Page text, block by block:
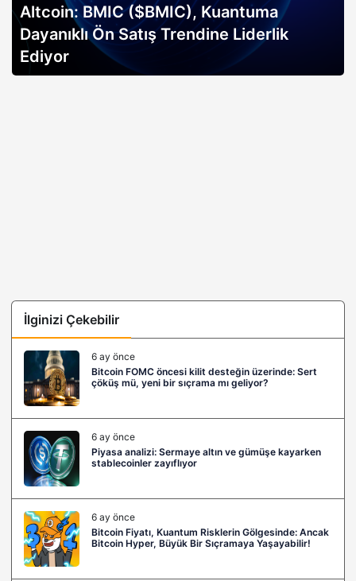
Altcoin: BMIC ($BMIC), Kuantuma
Dayanıklı Ön Satış Trendine Liderlik
Ediyor
İlginizi Çekebilir
6 ay önce
Bitcoin FOMC öncesi kilit desteğin üzerinde: Sert
çöküş mü, yeni bir sıçrama mı geliyor?
6 ay önce
Piyasa analizi: Sermaye altın ve gümüşe kayarken
stablecoinler zayıflıyor
6 ay önce
Bitcoin Fiyatı, Kuantum Risklerin Gölgesinde: Ancak
Bitcoin Hyper, Büyük Bir Sıçramaya Yaşayabilir!